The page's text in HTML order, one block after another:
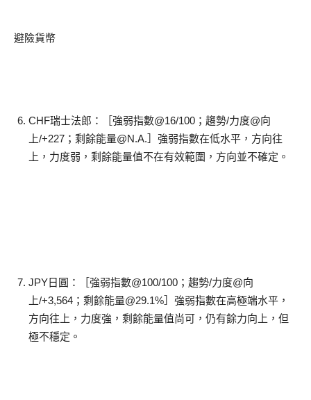
避險貨幣
CHF瑞士法郎：［強弱指數@16/100；趨勢/力度@向
上/+227；剩餘能量@N.A.］強弱指數在低水平，方向往
上，力度弱，剩餘能量值不在有效範圍，方向並不確定。
JPY日圓：［強弱指數@100/100；趨勢/力度@向
上/+3,564；剩餘能量@29.1%］強弱指數在高極端水平，
方向往上，力度強，剩餘能量值尚可，仍有餘力向上，但
極不穩定。